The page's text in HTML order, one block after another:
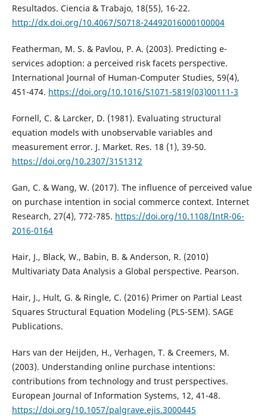
Resultados. Ciencia & Trabajo, 18(55), 16-22.
http://dx.doi.org/10.4067/S0718-24492016000100004
Featherman, M. S. & Pavlou, P. A. (2003). Predicting e-
services adoption: a perceived risk facets perspective.
International Journal of Human-Computer Studies, 59(4),
451-474. https://doi.org/10.1016/S1071-5819(03)00111-3
Fornell, C. & Larcker, D. (1981). Evaluating structural
equation models with unobservable variables and
measurement error. J. Market. Res. 18 (1), 39-50.
https://doi.org/10.2307/3151312
Gan, C. & Wang, W. (2017). The influence of perceived value
on purchase intention in social commerce context. Internet
Research, 27(4), 772-785. https://doi.org/10.1108/IntR-06-
2016-0164
Hair, J., Black, W., Babin, B. & Anderson, R. (2010)
Multivariaty Data Analysis a Global perspective. Pearson.
Hair, J., Hult, G. & Ringle, C. (2016) Primer on Partial Least
Squares Structural Equation Modeling (PLS-SEM). SAGE
Publications.
Hars van der Heijden, H., Verhagen, T. & Creemers, M.
(2003). Understanding online purchase intentions:
contributions from technology and trust perspectives.
European Journal of Information Systems, 12, 41-48.
https://doi.org/10.1057/palgrave.ejis.3000445